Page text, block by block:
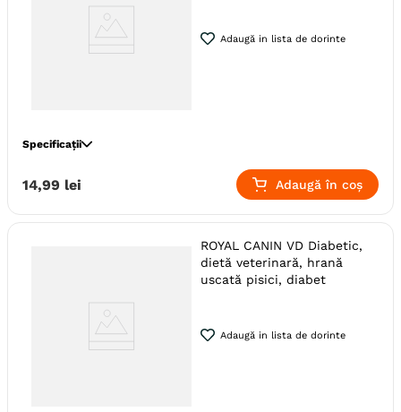
195gAdaugă in lista de dorinte
Specificații
Indicatii Speciale
Sistem Digestiv & Probiotice
Conserva
Producator
Royal Canin
14,99 lei Adaugă în coș
ROYAL CANIN VD Diabetic,
dietă veterinară, hrană
uscată pisici, diabet
Adaugă in lista de dorinte